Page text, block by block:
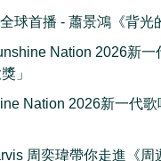
球首播 - 蕭景鴻《背光
Nation 2026新
」
Nation 2026新一代
周奕瑋帶你走進《